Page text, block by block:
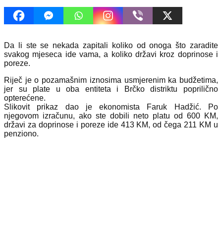
Da li ste se nekada zapitali koliko od onoga što zaradite
svakog mjeseca ide vama, a koliko državi kroz doprinose i
poreze.
Riječ je o pozamašnim iznosima usmjerenim ka budžetima,
jer su plate u oba entiteta i Brčko distriktu poprilično
opterećene.
Slikovit prikaz dao je ekonomista Faruk Hadžić. Po
njegovom izračunu, ako ste dobili neto platu od 600 KM,
državi za doprinose i poreze ide 413 KM, od čega 211 KM u
penziono.